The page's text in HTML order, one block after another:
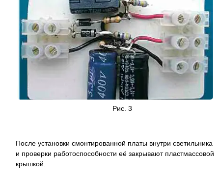
Рис. 3
После установки смонтированной платы внутри светильника
и проверки работоспособности её закрывают пластмассовой
крышкой.